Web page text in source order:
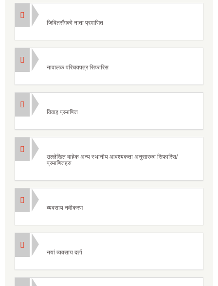
जिवितसँगको नाता प्रमाणित
नावालक परिचयपत्र सिफारिस
विवाह प्रमाणित
उल्लेखित बाहेक अन्य स्थानीय आवश्यकता अनुसारका सिफारिस/
प्रमाणितहरु
व्यवसाय नवीकरण
नयां व्यवसाय दर्ता